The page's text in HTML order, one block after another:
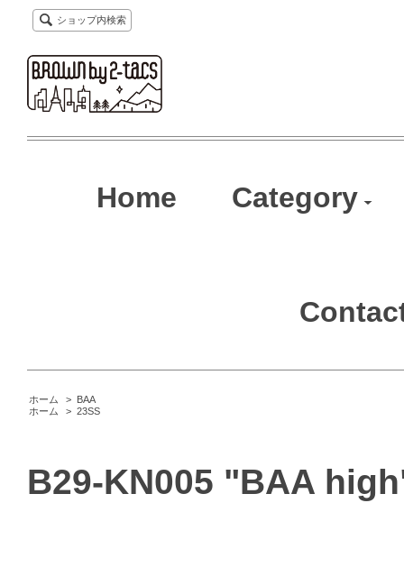
ショップ内検索
Home Category
ホーム > BAA
ホーム
> 23SS
B29-KN005 "BAA